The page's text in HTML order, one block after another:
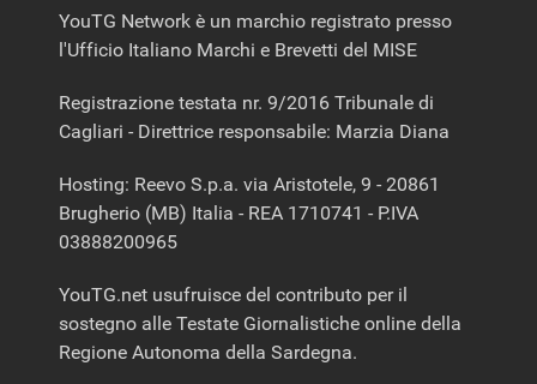
YouTG Network è un marchio registrato presso
l'Ufficio Italiano Marchi e Brevetti del MISE
Registrazione testata nr. 9/2016 Tribunale di
Cagliari - Direttrice responsabile: Marzia Diana
Hosting: Reevo S.p.a. via Aristotele, 9 - 20861
Brugherio (MB) Italia - REA 1710741 - P.IVA
03888200965
YouTG.net usufruisce del contributo per il
sostegno alle Testate Giornalistiche online della
Regione Autonoma della Sardegna.